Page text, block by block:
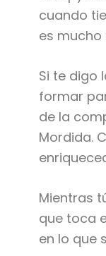
cuando
es
Si te digo
formar
de la
Mordida.
Mientras
que toca
en lo que